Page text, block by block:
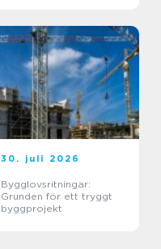
30. juli 2026
Bygglovsritningar:
Grunden för ett tryggt
byggprojekt